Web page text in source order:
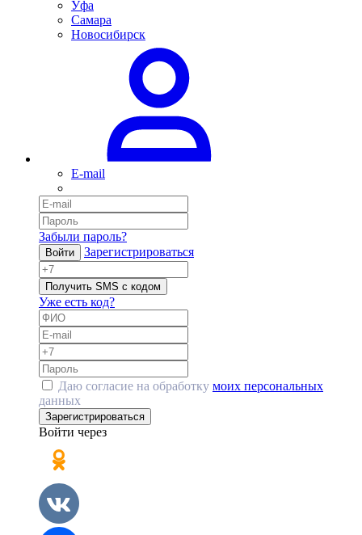
Уфа
Самара
Новосибирск
E-mail
Забыли пароль?
Войти Зарегистрироваться
Получить SMS с кодом
Уже есть код?
Даю согласие на обработку моих персональных
данных
Зарегистрироваться
Войти через